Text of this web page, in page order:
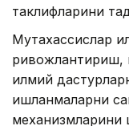
таклифларини
Мутахассислар
ривожлантириш,
илмий
ишланмаларни
механизмларини